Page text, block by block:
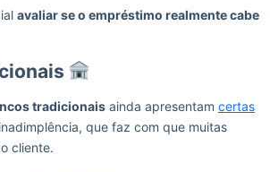
avaliar se o empréstimo realmente cabe
tradicionais ainda apresentam certas
que faz com que muitas
cliente.